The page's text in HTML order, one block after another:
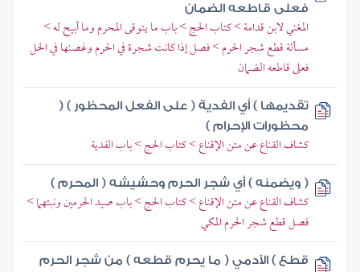
فعلى قاطعه الضمان
المغني لابن قدامة > كتاب الحج > باب ما يتوقى المحرم وما أبيح له >
مسألة قطع شجر الحرم > فصل إذا كانت شجرة في الحرم وغصنها في الحل
فعلى قاطعه الضمان
تقديمها ) أي الفدية ( على الفعل المحظور ) (
محظورات الإحرام )
كشاف القناع عن متن الإقناع > كتاب الحج > باب الفدية
( ويضمنه ) أي شجر الحرم وحشيشه ( المحرم )
كشاف القناع عن متن الإقناع > كتاب الحج > باب صيد الحرمين ونبتهما >
فصل قطع شجر الحرم المكي
قطع ) الآدمي ( ما يحرم قطعه ) من شجر الحرم